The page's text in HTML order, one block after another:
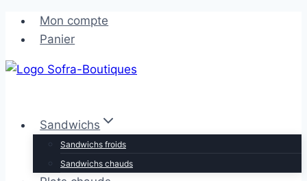
Aller
contenu
Aller
contenu
Mon compte
Panier
Sandwichs
Sandwichs froids
Sandwichs chauds